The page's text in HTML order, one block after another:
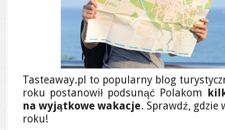
Tasteaway.pl to popularny blog
roku postanowił podsunąć Polakom
na wyjątkowe wakacje. Sprawdź,
roku!